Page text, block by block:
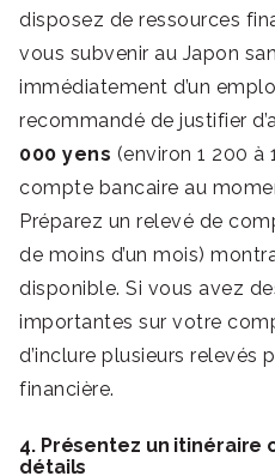
disposez de ressources
vous subvenir au Japon
immédiatement d’un
recommandé de justifier
000 yens (environ 1 200 à
compte bancaire au
Préparez un relevé de
de moins d’un mois)
disponible. Si vous avez
importantes sur votre
d’inclure plusieurs relevés
financière.
4. Présentez un
détails